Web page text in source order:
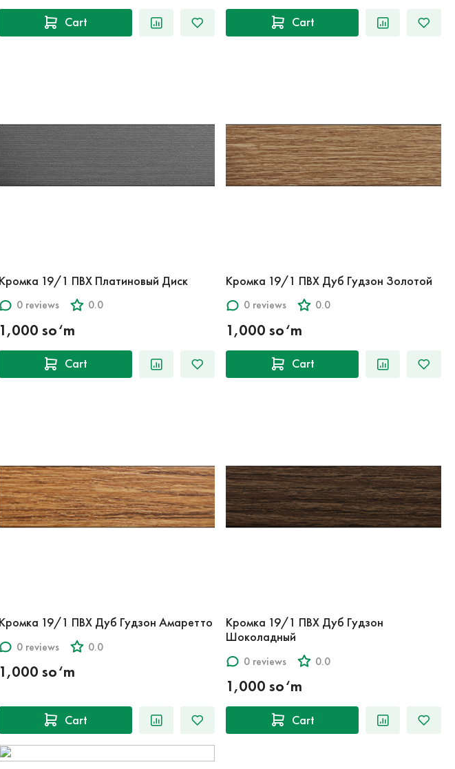
Cart Cart
Кромка 19/1 ПВХ Платиновый Диск
0 reviews 0.0
1,000 so‘m
Cart
Кромка 19/1 ПВХ Дуб Гудзон Золотой
0 reviews 0.0
1,000 so‘m
Cart
Кромка 19/1 ПВХ Дуб Гудзон Амаретто
0 reviews 0.0
1,000 so‘m
Cart
Кромка 19/1 ПВХ Дуб Гудзон
Шоколадный
0 reviews 0.0
1,000 so‘m
Cart